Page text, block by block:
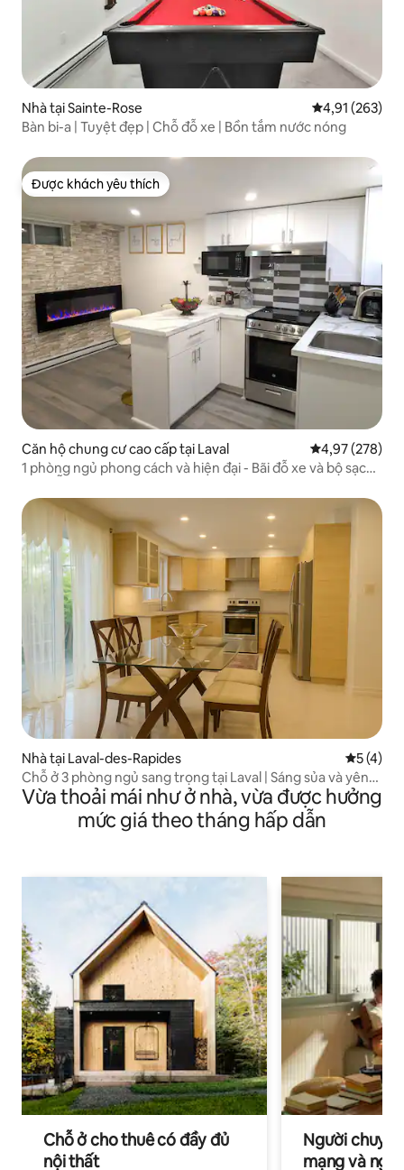
Nhà tại Sainte-Rose Xếp hạng
4,91 (263)
Bàn bi-a | Tuyệt đẹp | Chỗ đỗ xe | Bồn tắm nước nóng
Được khách yêu thích
Được khách yêu thích
Căn hộ chung cư cao cấp tại Laval Xếp hạng
4,97 (278)
1 phòng ngủ phong cách và hiện đại - Bãi đỗ xe và bộ sạc
Nhà tại Laval-des-Rapides Xếp5 (4)
Chỗ ở 3 phòng ngủ sang trọng tại Laval | Sáng sủa và yên
bình
Vừa thoải mái như ở nhà, vừa được hưởng
mức giá theo tháng hấp dẫn
Chỗ ở cho thuê có đầy đủ
nội thất
Người
mạng và